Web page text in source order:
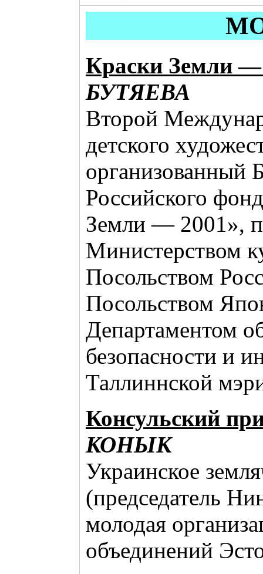
Краски Земли —
БУТЯЕВА
Второй
детского
организованный
Российского
Земли — 2001»,
Министерством
Посольством
Посольством
Департаментом
безопасности и
Таллиннской
Консульский
КОНЫК
Украинское
(председатель
молодая
объединений